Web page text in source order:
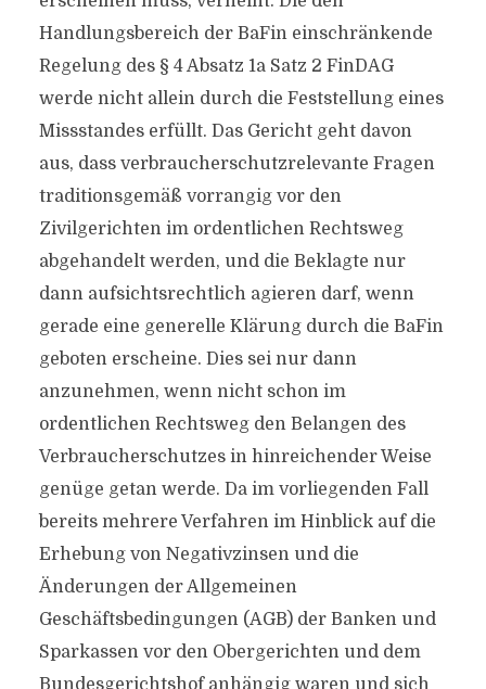
Handlungsbereich der BaFin einschränkende
Regelung des § 4 Absatz 1a Satz 2 FinDAG
werde nicht allein durch die Feststellung eines
Missstandes erfüllt. Das Gericht geht davon
aus, dass verbraucherschutzrelevante Fragen
traditionsgemäß vorrangig vor den
Zivilgerichten im ordentlichen Rechtsweg
abgehandelt werden, und die Beklagte nur
dann aufsichtsrechtlich agieren darf, wenn
gerade eine generelle Klärung durch die BaFin
geboten erscheine. Dies sei nur dann
anzunehmen, wenn nicht schon im
ordentlichen Rechtsweg den Belangen des
Verbraucherschutzes in hinreichender Weise
genüge getan werde. Da im vorliegenden Fall
bereits mehrere Verfahren im Hinblick auf die
Erhebung von Negativzinsen und die
Änderungen der Allgemeinen
Geschäftsbedingungen (AGB) der Banken und
Sparkassen vor den Obergerichten und dem
Bundesgerichtshof anhängig waren und sich